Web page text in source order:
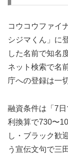
コウコウファイ
シジマくん」に
した名前で知名
ネット検索で名
庁への登録は一
融資条件は「7
利換算で730〜
し・ブラック歓
う宣伝文句で三